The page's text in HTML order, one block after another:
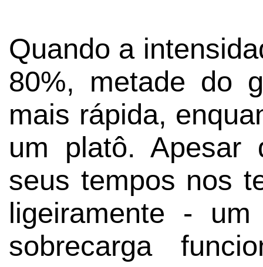
Quando a
80%, metade do
mais rápida,
um platô. Apesar
seus tempos nos
ligeiramente -
sobrecarga